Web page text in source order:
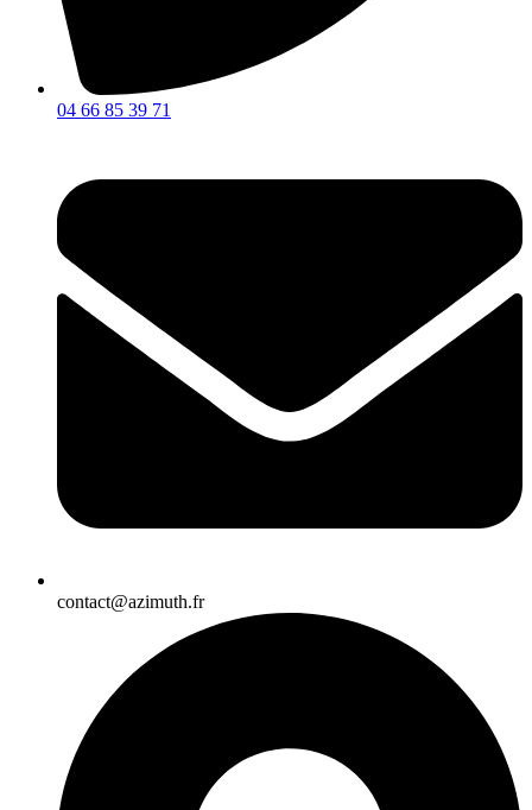
04 66 85 39 71
contact@azimuth.fr